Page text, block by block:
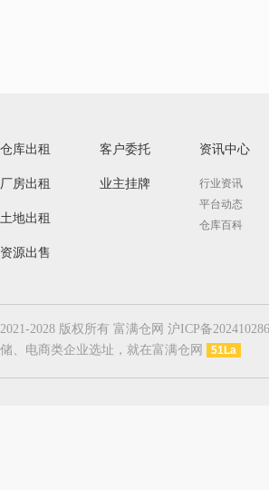
仓库出租
厂房出租
土地出租
资源出售
客户委托
业主挂牌
资讯中心
行业资讯
平台动态
仓库百科
2021-2028 版权所有 富满仓网 沪ICP备
储、电商类企业选址，就在富满仓网
51La